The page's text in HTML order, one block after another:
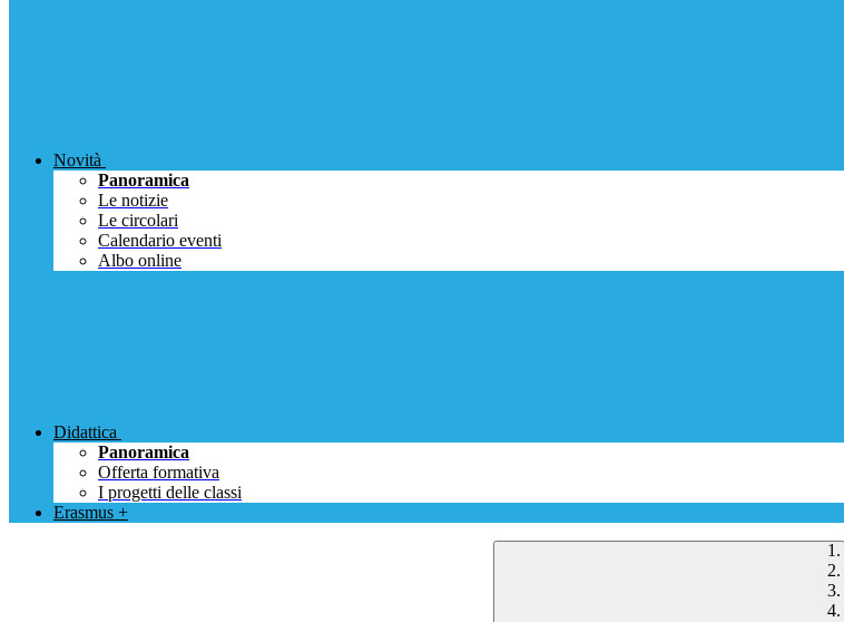
Novità
Panoramica
Le notizie
Le circolari
Calendario eventi
Albo online
Didattica
Panoramica
Offerta formativa
I progetti delle classi
Erasmus +